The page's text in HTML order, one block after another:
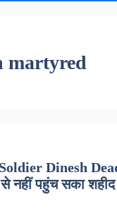
martyred
Dinesh
नहीं पहुंच सका शहीद